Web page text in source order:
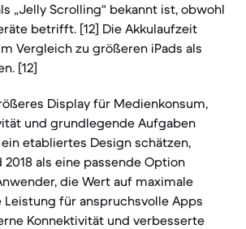
„Jelly Scrolling“ bekannt ist, obwohl
betrifft. [12] Die Akkulaufzeit
Vergleich zu größeren iPads als
[12]
Display für Medienkonsum,
und grundlegende Aufgaben
etabliertes Design schätzen,
2018 als eine passende Option
die Wert auf maximale
Leistung für anspruchsvolle Apps
Konnektivität und verbesserte